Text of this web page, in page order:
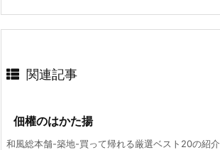
関連記事
佃權のはかた揚
和風総本舗-築地-買って帰れる厳選ベスト20の紹介